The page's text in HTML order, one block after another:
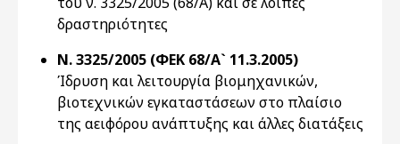
δραστηριότητες
Ν. 3325/2005 (ΦΕΚ 68/Α` 11.3.2005)
Ίδρυση και λειτουργία βιομηχανικών,
βιοτεχνικών εγκαταστάσεων στο πλαίσιο
της αειφόρου ανάπτυξης και άλλες διατάξεις